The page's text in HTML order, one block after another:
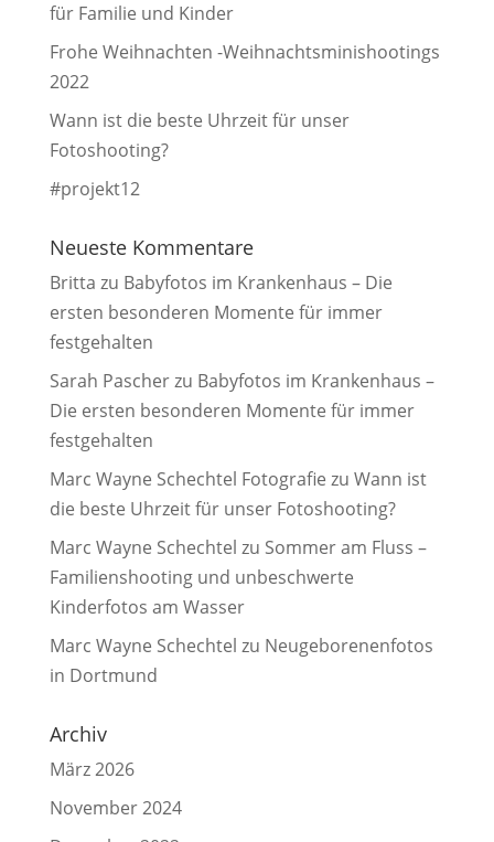
für Familie und Kinder
Frohe Weihnachten -Weihnachtsminishootings
2022
Wann ist die beste Uhrzeit für unser
Fotoshooting?
#projekt12
Neueste Kommentare
Britta zu Babyfotos im Krankenhaus – Die
ersten besonderen Momente für immer
festgehalten
Sarah Pascherzu Babyfotos im Krankenhaus –
Die ersten besonderen Momente für immer
festgehalten
Marc Wayne Schechtel Fotografie zu Wann ist
die beste Uhrzeit für unser Fotoshooting?
Marc Wayne Schechtel zu Sommer am Fluss –
Familienshooting und unbeschwerte
Kinderfotos am Wasser
Marc Wayne Schechtel zu Neugeborenenfotos
in Dortmund
Archiv
März 2026
November 2024